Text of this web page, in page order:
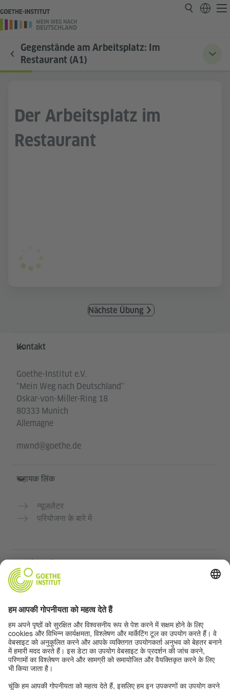
Gegenstände am Arbeitsplatz: Im
Restaurant (A1)
Der Arbeitsplatz im
Restaurant
Nächste Übung
Service- und Informationsbereich
Kontakt
Goethe-Institut e.V.
"Mein Weg nach Deutschland"
Oskar-von-Miller-Ring 18
80333 Munich
Allemagne
mwnd@goethe.de
सहायक लिंक
न्यूज़लेटर
परियोजना के बारे में
जर्मन भाषा का अभ्यास मुफ्त में करें
गोएथे संस्थान के जर्मन पाठ्यक्रम
शिक्षक पोर्टल "Deutschstunde"
गोपनीयता और सुगम्यता